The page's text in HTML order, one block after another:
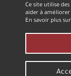
Ce site utilise
aider à
En savoir plus